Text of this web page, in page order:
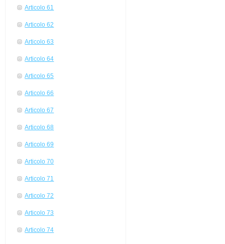
Articolo 61
Articolo 62
Articolo 63
Articolo 64
Articolo 65
Articolo 66
Articolo 67
Articolo 68
Articolo 69
Articolo 70
Articolo 71
Articolo 72
Articolo 73
Articolo 74